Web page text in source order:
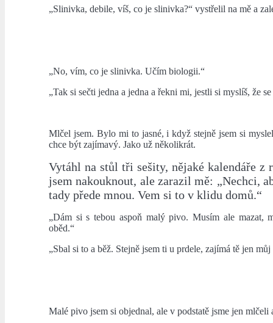
„Slinivka, debile, víš, co je slinivka?“ vystřelil na mě a
„No, vím, co je slinivka. Učím biologii.“
„Tak si sečti jedna a jedna a řekni mi, jestli si myslíš, že
Mlčel jsem. Bylo mi to jasné, i když stejně jsem si
chce být zajímavý. Jako už několikrát.
Vytáhl na stůl tři sešity, nějaké kalendáře z
jsem nakouknout, ale zarazil mě: „Nechci,
tady přede mnou. Vem si to v klidu domů.“
„Dám si s tebou aspoň malý pivo. Musím ale mazat,
oběd.“
„Sbal si to a běž. Stejně jsem ti u prdele, zajímá tě jen
Malé pivo jsem si objednal, ale v podstatě jsme jen mlčeli